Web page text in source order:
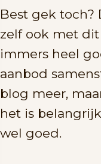
Best gek toch?
zelf ook met
immers heel
aanbod
blog meer,
het is
wel goed.